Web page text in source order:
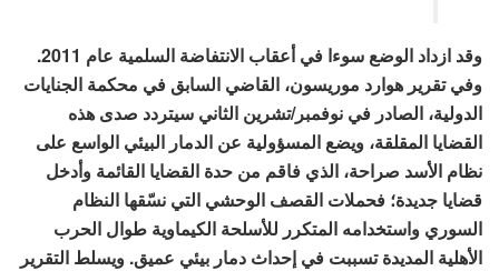
وقد ازداد الوضع سوءا في أعقاب الانتفاضة السلمية عام 2011.
وفي تقرير هوارد موريسون، القاضي السابق في محكمة الجنايات
الدولية، الصادر في نوفمبر/تشرين الثاني سيتردد صدى هذه
القضايا المقلقة، ويضع المسؤولية عن الدمار البيئي الواسع على
نظام الأسد صراحة، الذي فاقم من حدة القضايا القائمة وأدخل
قضايا جديدة؛ فحملات القصف الوحشي التي نسّقها النظام
السوري واستخدامه المتكرر للأسلحة الكيماوية طوال الحرب
الأهلية المديدة تسببت في إحداث دمار بيئي عميق. ويسلط التقرير